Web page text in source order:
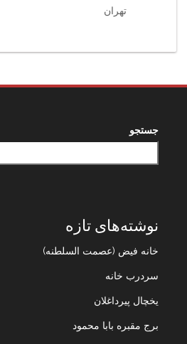
تهران
جستجو
نوشته‌های تازه
خانه فیض (عصمت السلطنه)
سردرب خانه
یخچال پیرداغلان
برج مقبره بابا محمود